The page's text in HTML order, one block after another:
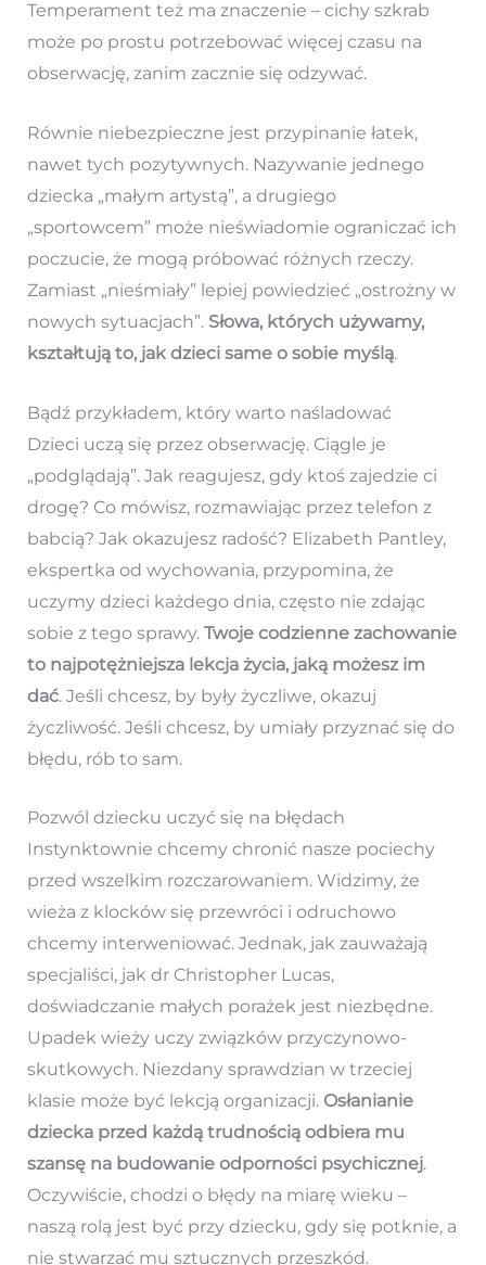
Temperament też ma znaczenie – cichy szkrab
może po prostu potrzebować więcej czasu na
obserwację, zanim zacznie się odzywać.
Równie niebezpieczne jest przypinanie łatek,
nawet tych pozytywnych. Nazywanie jednego
dziecka „małym artystą”, a drugiego
„sportowcem” może nieświadomie ograniczać ich
poczucie, że mogą próbować różnych rzeczy.
Zamiast „nieśmiały” lepiej powiedzieć „ostrożny w
nowych sytuacjach”. Słowa, których używamy,
kształtują to, jak dzieci same o sobie myślą.
Bądź przykładem, który warto naśladować
Dzieci uczą się przez obserwację. Ciągle je
„podglądają”. Jak reagujesz, gdy ktoś zajedzie ci
drogę? Co mówisz, rozmawiając przez telefon z
babcią? Jak okazujesz radość? Elizabeth Pantley,
ekspertka od wychowania, przypomina, że
uczymy dzieci każdego dnia, często nie zdając
sobie z tego sprawy. Twoje codzienne zachowanie
to najpotężniejsza lekcja życia, jaką możesz im
dać. Jeśli chcesz, by były życzliwe, okazuj
życzliwość. Jeśli chcesz, by umiały przyznać się do
błędu, rób to sam.
Pozwól dziecku uczyć się na błędach
Instynktownie chcemy chronić nasze pociechy
przed wszelkim rozczarowaniem. Widzimy, że
wieża z klocków się przewróci i odruchowo
chcemy interweniować. Jednak, jak zauważają
specjaliści, jak dr Christopher Lucas,
doświadczanie małych porażek jest niezbędne.
Upadek wieży uczy związków przyczynowo-
skutkowych. Niezdany sprawdzian w trzeciej
klasie może być lekcją organizacji. Osłanianie
dziecka przed każdą trudnością odbiera mu
szansę na budowanie odporności psychicznej.
Oczywiście, chodzi o błędy na miarę wieku –
naszą rolą jest być przy dziecku, gdy się potknie, a
nie stwarzać mu sztucznych przeszkód.